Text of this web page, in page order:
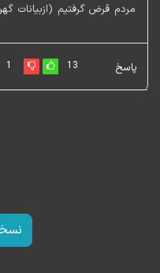
مردم قرض گرفتیم (ازبیانات
پاسخ 13
1